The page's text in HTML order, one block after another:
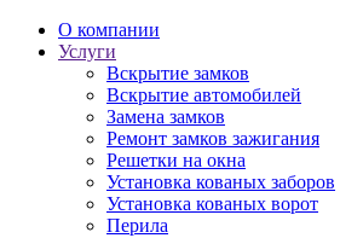
О компании
Услуги
Вскрытие замков
Вскрытие автомобилей
Замена замков
Ремонт замков зажигания
Решетки на окна
Установка кованых заборов
Установка кованых ворот
Перила